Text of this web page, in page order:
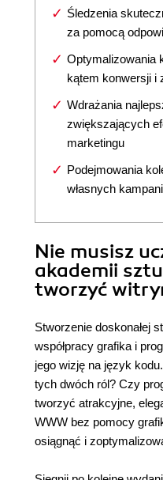
Śledzenia
za pomocą
Optymalizowania
kątem konwersji i
Wdrażania
zwiększających
marketingu
Podejmowania
własnych
Nie musisz
akademii
tworzyć
Stworzenie doskonałej
współpracy grafika i
jego wizję na język
tych dwóch ról? Czy
tworzyć atrakcyjne,
WWW bez pomocy
osiągnąć i